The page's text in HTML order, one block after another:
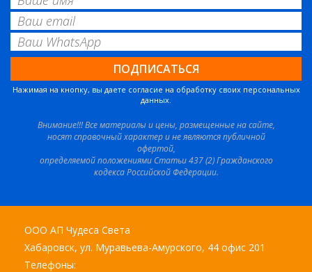
Нажимая на кнопку, вы даете согласие на обработку своих персональных
данных.
Внимание!!! Все материалы и цены, размещенные на сайте,
носят справочный характер и не являются публичной
офертой,
определяемой положениями Статьи 437 (2) Гражданского
кодекса Российской Федерации.
ООО АП Чудеса Света
Хабаровск, ул. Муравьева-Амурского, 44 офис 201
Телефоны: